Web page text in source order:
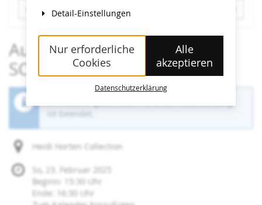
Ausstellungsführung: LIGHT
SOUND SENSES
ist beendet.
Heidi Horten Collection
So, 23. Februar 2025
Beginn:
15:30
Uhr
Ende:
16:30
Uhr
Detail-Einstellungen
Nur erforderliche
Cookies
Alle
akzeptieren
Datenschutzerklärung